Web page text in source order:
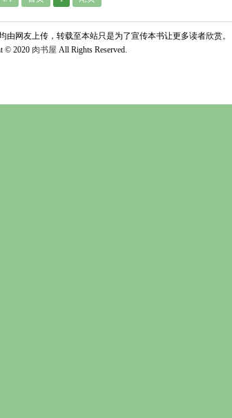
由网友上传，转载至本站只是为了宣传本书让更多读者欣赏。
© 2020 肉书屋 All Rights Reserved.